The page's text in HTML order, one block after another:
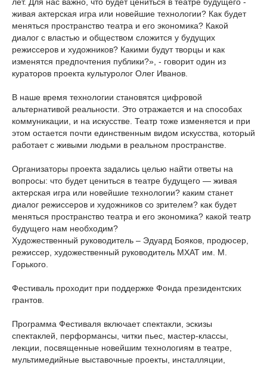
живая актерская игра или новейшие технологии? Как будет
меняться пространство театра и его экономика? Какой
диалог с властью и обществом сложится у будущих
режиссеров и художников? Какими будут творцы и как
изменятся предпочтения публики?», - говорит один из
кураторов проекта культуролог Олег Иванов.
В наше время технологии становятся цифровой
альтернативой реальности. Это отражается и на способах
коммуникации, и на искусстве. Театр тоже изменяется и при
этом остается почти единственным видом искусства, который
работает с живыми людьми в реальном пространстве.
Организаторы проекта задались целью найти ответы на
вопросы: что будет цениться в театре будущего — живая
актерская игра или новейшие технологии? каким станет
диалог режиссеров и художников со зрителем? как будет
меняться пространство театра и его экономика? какой театр
будущего нам необходим?
Художественный руководитель – Эдуард Бояков, продюсер,
режиссер, художественный руководитель МХАТ им. М.
Горького.
Фестиваль проходит при поддержке Фонда президентских
грантов.
Программа Фестиваля включает спектакли, эскизы
спектаклей, перформансы, читки пьес, мастер-классы,
лекции, посвященные новейшим технологиям в театре,
мультимедийные выставочные проекты, инсталляции,